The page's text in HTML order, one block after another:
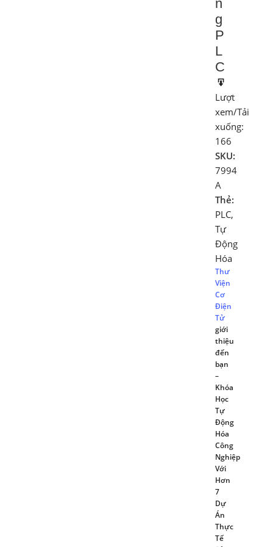
n
g
P
L
C
Lượt
xem/Tải
xuống:
166
SKU:
7994
A
Thẻ:
PLC,
Tự
Động
Hóa
Thư
Viện
Cơ
Điện
Tử
giới
thiệu
đến
bạn
–
Khóa
Học
Tự
Động
Hóa
Công
Nghiệp
Với
Hơn
7
Dự
Án
Thực
Tế